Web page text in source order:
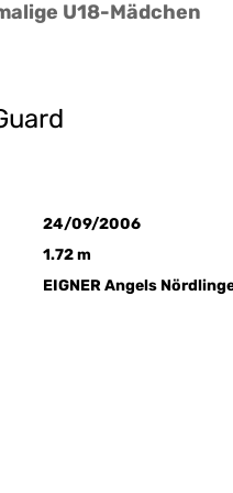
U18-Mädchen
24/09/2006
1.72 m
EIGNER Angels